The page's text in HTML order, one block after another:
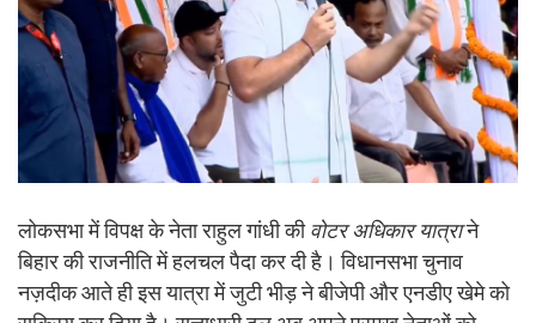
लोकसभा में विपक्ष के नेता राहुल गांधी की वोटर अधिकार यात्राने
बिहार की राजनीति में हलचल पैदा कर दी है। विधानसभा चुनाव
नज़दीक आते ही इस यात्रा में जुटी भीड़ ने बीजेपी और एनडीए खेमे को